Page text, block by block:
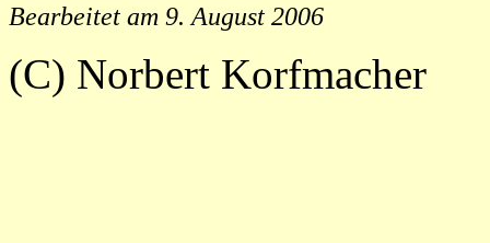
Bearbeitet am 9. August 2006
(C) Norbert Korfmacher